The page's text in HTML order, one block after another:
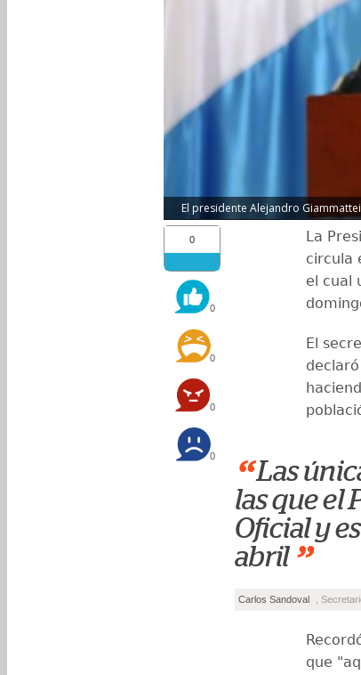
El presidente Alejandro
0
0
0
0
0
La
circula
el cual
El
“ Las
las que el
Oficial y
abril ”
Carlos Sandoval ,
que